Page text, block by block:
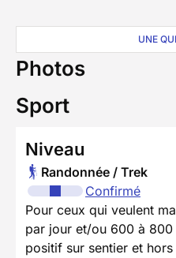
UNE
Photos
Sport
Niveau
Randonnée / Trek
Confirmé
Pour ceux qui veulent
par jour et/ou 600 à
positif sur sentier et